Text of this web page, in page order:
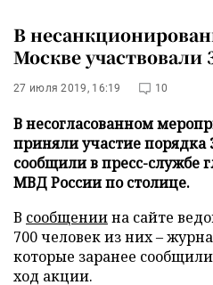
В
Москве участвовали
27 июля 2019, 16:19 10
В несогласованном
приняли участие порядка
сообщили в пресс-службе
МВД России по столице.
В сообщениина сайте
700 человек из них –
которые заранее
ход акции.